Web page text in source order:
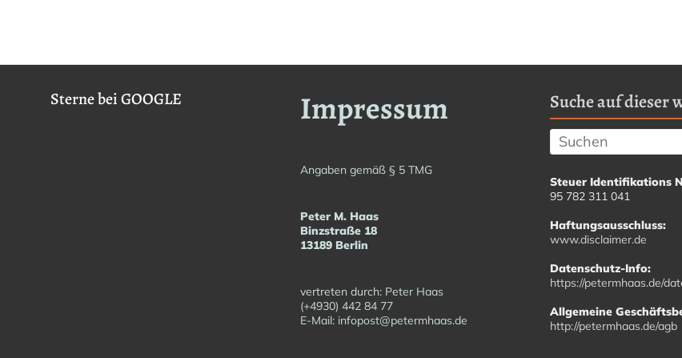
Sterne bei GOOGLE Impressum
Angaben gemäß § 5 TMG
Peter M. Haas
Binzstraße 18
13189 Berlin
vertreten durch: Peter Haas
(+4930) 442 84 77
E-Mail: infopost@petermhaas.de
Suche auf dieser
Steuer Identifikations
95 782 311 041
Haftungsausschluss:
www.disclaimer.de
Datenschutz-Info:
https://petermhaas.de/
Allgemeine
http://petermhaas.de/agb